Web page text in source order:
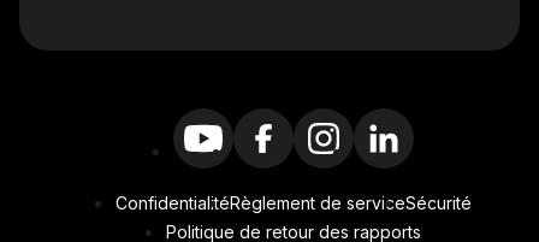
ConfidentialitéRèglement de serviceSécurité
Politique de retour des rapports